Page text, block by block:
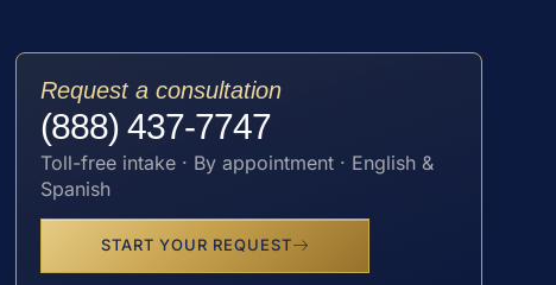
Request a consultation
(888) 437-7747
Toll-free intake · By appointment · English &
Spanish
START YOUR REQUEST